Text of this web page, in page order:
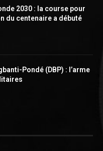
2030 : la course pour
du centenaire a débuté
Pondé (DBP) : l’arme